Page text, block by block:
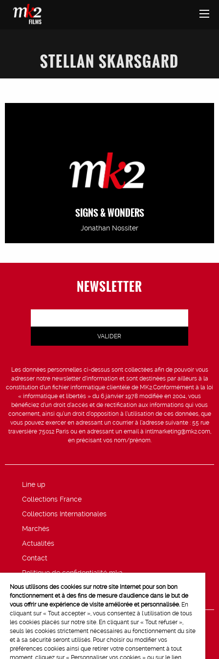
STELLAN SKARSGARD
SIGNS & WONDERS
Jonathan Nossiter
NEWSLETTER
Les données personnelles ci-dessus sont collectées afin de pouvoir vous
adresser notre newsletter d’information et sont destinées par ailleurs à la
constitution d’un fichier informatique clientèle de MK2.Conformément à la loi
« informatique et libertés » du 6 janvier 1978 modifiée en 2004, vous
bénéficiez d’un droit d’accès et de rectification aux informations qui vous
concernent, ainsi qu’un droit d’opposition à l’utilisation de ces données, que
vous pouvez exercer en adressant un courrier à l’adresse suivante : 55 rue
traversière 75012 Paris ou en adressant un email à intlmarketing@mk2.com,
en précisant vos nom/prénom.
Line up
Collections France
Collections Internationales
Marchés
Actualités
Contact
Politique de confidentialité mk2
Mentions légales
Nous utilisons des cookies sur notre site Internet pour son bon
fonctionnement et à des fins de mesure d'audience dans le but de
vous offrir une expérience de visite améliorée et personnalisée. En
cliquant sur « Tout accepter », vous consentez à l'utilisation de tous
les cookies placés sur notre site. En cliquant sur « Tout refuser »,
seuls les cookies strictement nécessaires au fonctionnement du site
et à sa sécurité seront utilisés. Pour choisir ou modifier vos
préférences cookies ainsi que retirer votre consentement à tout
moment, cliquez sur « Personnaliser vos cookies » ou sur le lien